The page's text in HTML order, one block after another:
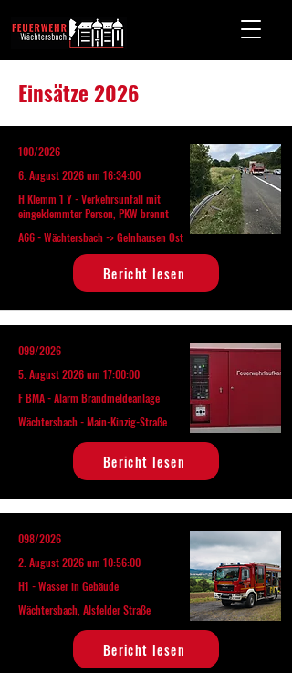
Einsätze 2026
100/2026
6. August 2026 um 16:34:00
H Klemm 1 Y - Verkehrsunfall mit
eingeklemmter Person, PKW brennt
A66 - Wächtersbach -> Gelnhausen Ost
Bericht lesen
099/2026
5. August 2026 um 17:00:00
F BMA - Alarm Brandmeldeanlage
Wächtersbach - Main-Kinzig-Straße
Bericht lesen
098/2026
2. August 2026 um 10:56:00
H1 - Wasser in Gebäude
Wächtersbach, Alsfelder Straße
Bericht lesen